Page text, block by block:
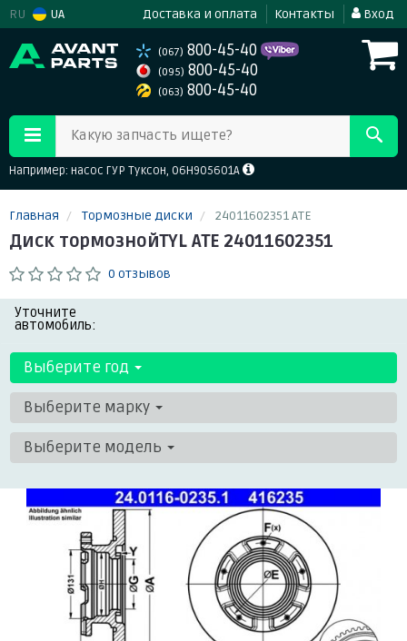
RU UA Доставка и оплата Контакты Вход
(067) 800-45-40
(095) 800-45-40
(063) 800-45-40
Какую запчасть ищете?
Например: насос ГУР Туксон, 06H905601A
Главная Тормозные диски 24011602351 ATE
Диск тормознойTYL ATE 24011602351
0 отзывов
Уточните
автомобиль:
Выберите год
Выберите марку
Выберите модель